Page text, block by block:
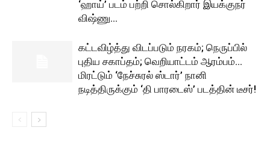
‘ஹாய்’ படம் பற்றி சொல்கிறார் இயக்குநர்
விஷ்ணு...
கட்டவிழ்த்து விடப்படும் நரகம்; நெருப்பில்
புதிய சகாப்தம்; வெறியாட்டம் ஆரம்பம்…
மிரட்டும் ‘நேச்சுரல் ஸ்டார்’ நானி
நடித்திருக்கும் ‘தி பாரடைஸ்’ படத்தின் டீசர்!